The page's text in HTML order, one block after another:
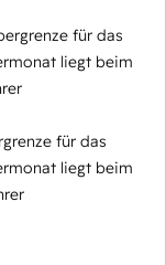
für das
liegt beim
für das
liegt beim